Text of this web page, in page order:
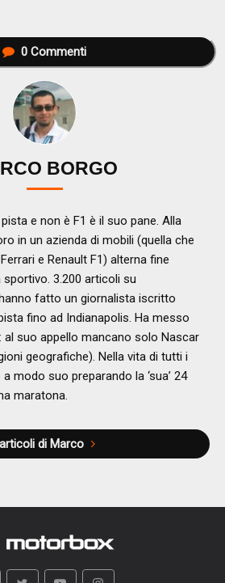
0Commenti
BORGO
e non è F1 è il suo pane. Alla
in un azienda di mobili (quella che
e Renault F1) alterna fine
3.200 articoli su
fatto un giornalista iscritto
fino ad Indianapolis. Ha messo
al suo appello mancano solo Nascar
geografiche). Nella vita di tutti i
modo suo preparando la ‘sua’ 24
maratona.
di Marco